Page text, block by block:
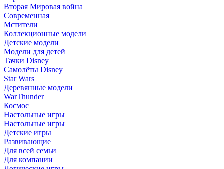
Вторая Мировая война
Современная
Мстители
Коллекционные модели
Детские модели
Модели для детей
Тачки Disney
Самолёты Disney
Star Wars
Деревянные модели
WarThunder
Космос
Настольные игры
Настольные игры
Детские игры
Развивающие
Для всей семьи
Для компании